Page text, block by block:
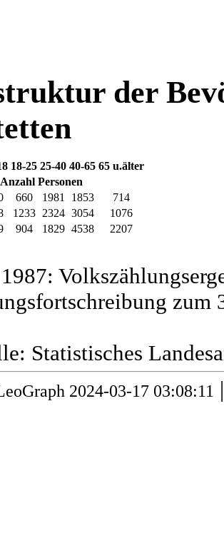
der
18-25 25-40 40-65 65 u.älter
Anzahl Personen
660 1981 1853
714
1233 2324 3054
1076
904 1829 4538 2207
zum
Statistisches
2024-03-17 03:08:11